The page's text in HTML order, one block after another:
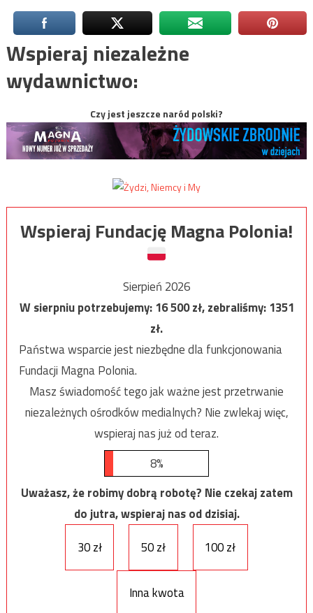
Wspieraj niezależne
wydawnictwo:
Czy jest jeszcze naród polski?
Wspieraj Fundację Magna Polonia!
Sierpień 2026
W sierpniu potrzebujemy:16 500zł, zebraliśmy:1351
zł.
Państwa wsparcie jest niezbędne dla funkcjonowania
Fundacji Magna Polonia.
Masz świadomość tego jak ważne jest przetrwanie
niezależnych ośrodków medialnych? Nie zwlekaj więc,
wspieraj nas już od teraz.
8%
Uważasz, że robimy dobrą robotę? Nie czekaj zatem
do jutra, wspieraj nas od dzisiaj.
30 zł
50 zł 100 zł
Inna kwota